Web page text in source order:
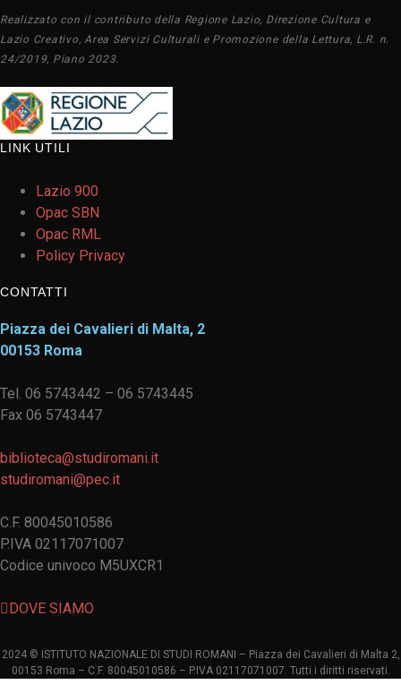
Realizzato con il contributo della Regione Lazio, Direzione Cultura e
Lazio Creativo, Area Servizi Culturali e Promozione della Lettura, L.R. n.
24/2019, Piano 2023.
LINK UTILI
Lazio 900
Opac SBN
Opac RML
Policy Privacy
CONTATTI
Piazza dei Cavalieri di Malta, 2
00153 Roma
Tel. 06 5743442 – 06 5743445
Fax 06 5743447
biblioteca@studiromani.it
studiromani@pec.it
C.F. 80045010586
P.IVA 02117071007
Codice univoco M5UXCR1
DOVE SIAMO
2024 © ISTITUTO NAZIONALE DI STUDI ROMANI – Piazza dei Cavalieri di Malta 2,
00153 Roma – C.F. 80045010586 – P.IVA 02117071007. Tutti i diritti riservati.